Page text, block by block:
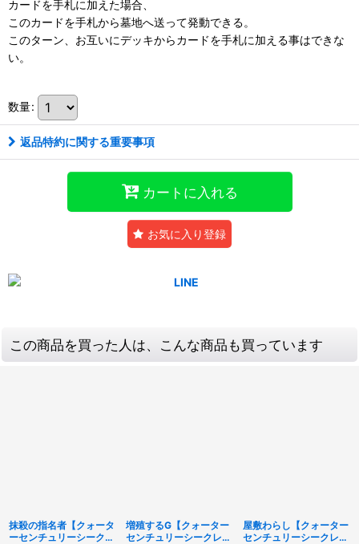
カードを手札に加えた場合、
このカードを手札から墓地へ送って発動できる。
このターン、お互いにデッキからカードを手札に加える事はできな
い。
数量:
返品特約に関する重要事項
カートに入れる
お気に入り登録
この商品を買った人は、こんな商品も買っています
抹殺の指名者【クォータ
ーセンチュリーシークレ
増殖するG【クォーター
センチュリーシークレッ
屋敷わらし【クォーター
センチュリーシークレッ